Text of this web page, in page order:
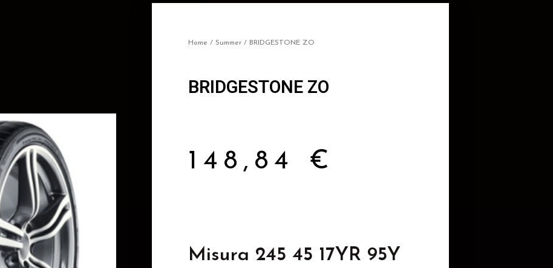
Home / Summer / BRIDGESTONE ZO
BRIDGESTONE ZO
148,84 €
Misura 245 45 17YR 95Y